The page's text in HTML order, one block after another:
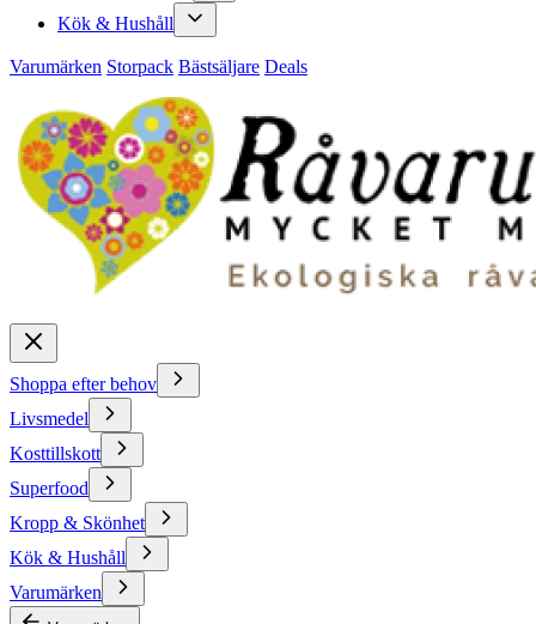
Kök & Hushåll
Varumärken Storpack Bästsäljare Deals
Shoppa efter behov
Livsmedel
Kosttillskott
Superfood
Kropp & Skönhet
Kök & Hushåll
Varumärken